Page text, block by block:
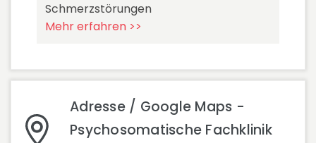
Schmerzstörungen
Mehr erfahren >>
Adresse / Google Maps -
Psychosomatische Fachklinik